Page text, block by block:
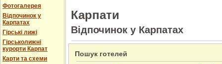
Фотогалерея
Відпочинок у
Карпатах
Гірські лижі
Гірськолижні
курорти Карпат
Карти та схеми
Карпати
Відпочинок у Карпатах
Пошук готелей